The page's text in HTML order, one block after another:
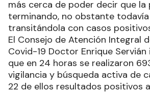
más cerca de poder decir que la
terminando, no obstante
transitándola con casos
El Consejo de Atención Integral
Covid-19 Doctor Enrique
que en 24 horas se realizaron
vigilancia y búsqueda activa de
22 de ellos resultados positivos